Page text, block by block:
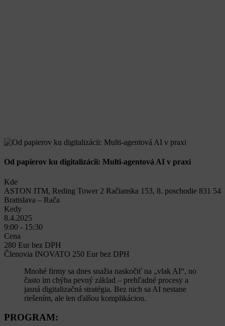
Od papierov ku digitalizácii: Multi-agentová AI v praxi
Kde
ASTON ITM, Reding Tower 2 Račianska 153, 8. poschodie 831 54
Bratislava – Rača
Kedy
8.4.2025
9:00 - 15:30
Cena
280 Eur bez DPH
Členovia INOVATO 250 Eur bez DPH
Mnohé firmy sa dnes snažia naskočiť na „vlak AI“, no
často im chýba pevný základ – prehľadné procesy a
jasná digitalizačná stratégia. Bez nich sa AI nestane
riešením, ale len ďalšou komplikáciou.
PROGRAM: